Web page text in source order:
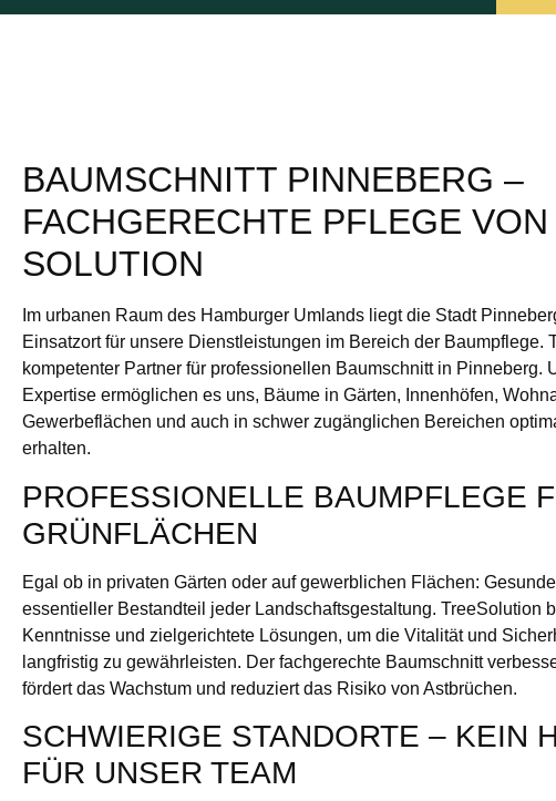
BAUMSCHNITT PINNEBERG –
FACHGERECHTE PFLEGE
SOLUTION
Im urbanen Raum des Hamburger Umlands liegt die Stadt
Einsatzort für unsere Dienstleistungen im Bereich der Baumpflege.
kompetenter Partner für professionellen Baumschnitt in Pinneberg.
Expertise ermöglichen es uns, Bäume in Gärten, Innenhöfen,
Gewerbeflächen und auch in schwer zugänglichen Bereichen
erhalten.
PROFESSIONELLE BAUMPFLEGE
GRÜNFLÄCHEN
Egal ob in privaten Gärten oder auf gewerblichen Flächen:
essentieller Bestandteil jeder Landschaftsgestaltung. TreeSolution
Kenntnisse und zielgerichtete Lösungen, um die Vitalität und
langfristig zu gewährleisten. Der fachgerechte Baumschnitt
fördert das Wachstum und reduziert das Risiko von Astbrüchen.
SCHWIERIGE STANDORTE – KEIN
FÜR UNSER TEAM